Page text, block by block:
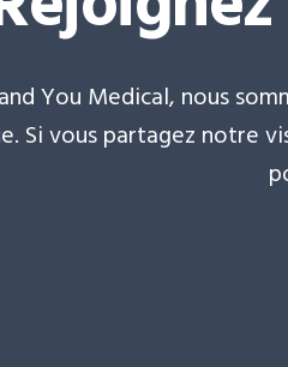
You Medical, nous
Si vous partagez notre